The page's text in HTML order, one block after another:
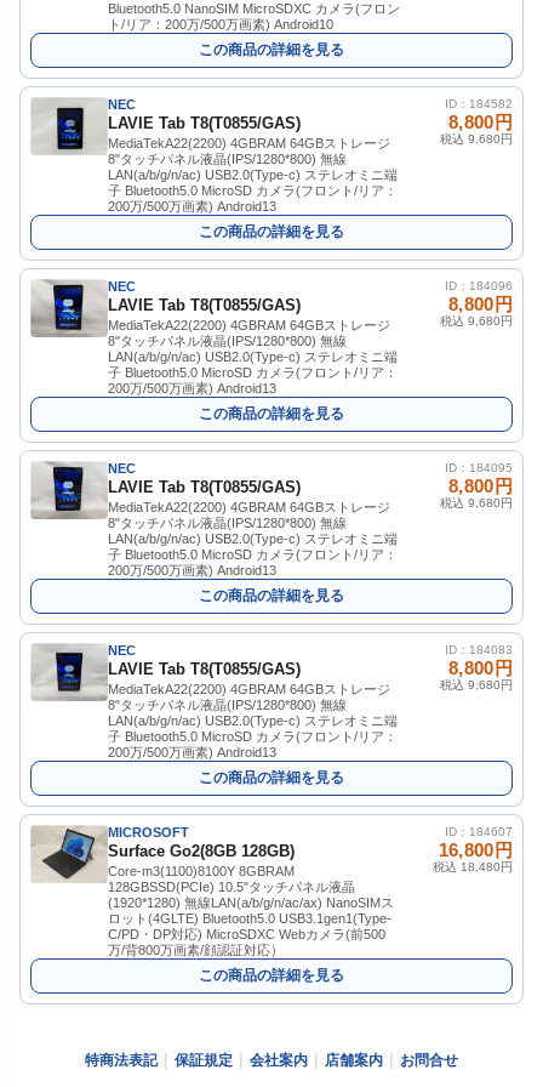
Bluetooth5.0 NanoSIM MicroSDXC カメラ(フロン
ト/リア：200万/500万画素) Android10
この商品の詳細を見る
NEC
LAVIE Tab T8(T0855/GAS)
MediaTekA22(2200) 4GBRAM 64GBストレージ
8"タッチパネル液晶(IPS/1280*800) 無線
LAN(a/b/g/n/ac) USB2.0(Type-c) ステレオミニ端
子 Bluetooth5.0 MicroSD カメラ(フロント/リア：
200万/500万画素) Android13
ID：184582
8,800円
税込 9,680円
この商品の詳細を見る
NEC
LAVIE Tab T8(T0855/GAS)
MediaTekA22(2200) 4GBRAM 64GBストレージ
8"タッチパネル液晶(IPS/1280*800) 無線
LAN(a/b/g/n/ac) USB2.0(Type-c) ステレオミニ端
子 Bluetooth5.0 MicroSD カメラ(フロント/リア：
200万/500万画素) Android13
ID：184096
8,800円
税込 9,680円
この商品の詳細を見る
NEC
LAVIE Tab T8(T0855/GAS)
MediaTekA22(2200) 4GBRAM 64GBストレージ
8"タッチパネル液晶(IPS/1280*800) 無線
LAN(a/b/g/n/ac) USB2.0(Type-c) ステレオミニ端
子 Bluetooth5.0 MicroSD カメラ(フロント/リア：
200万/500万画素) Android13
ID：184095
8,800円
税込 9,680円
この商品の詳細を見る
NEC
LAVIE Tab T8(T0855/GAS)
MediaTekA22(2200) 4GBRAM 64GBストレージ
8"タッチパネル液晶(IPS/1280*800) 無線
LAN(a/b/g/n/ac) USB2.0(Type-c) ステレオミニ端
子 Bluetooth5.0 MicroSD カメラ(フロント/リア：
200万/500万画素) Android13
ID：184083
8,800円
税込 9,680円
この商品の詳細を見る
MICROSOFT
Surface Go2(8GB 128GB)
Core-m3(1100)8100Y 8GBRAM
128GBSSD(PCIe) 10.5"タッチパネル液晶
(1920*1280) 無線LAN(a/b/g/n/ac/ax) NanoSIMス
ロット(4GLTE) Bluetooth5.0 USB3.1gen1(Type-
C/PD・DP対応) MicroSDXC Webカメラ(前500
万/背800万画素/顔認証対応）
ID：184607
16,800円
税込 18,480円
この商品の詳細を見る
特商法表記 保証規定 会社案内 店舗案内 お問合せ